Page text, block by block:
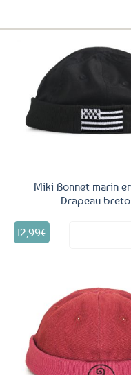
Miki Bonnet marin
Drapeau
12,99€